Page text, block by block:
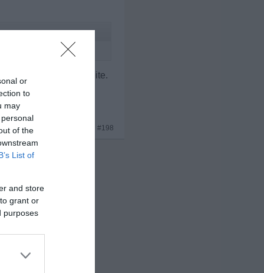
or
to
may
of the
List of
and store
grant or
purposes
Zeit ist auf meiner Seite.
#198